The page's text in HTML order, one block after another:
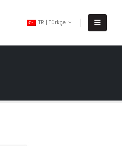
TR | Türkçe